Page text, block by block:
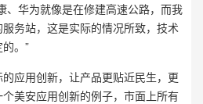
、华为就像是在修建高速公路，而我
务站，这是实际的情况所致，技术
。”
应用创新，让产品更贴近民生，更
美安应用创新的例子，市面上所有